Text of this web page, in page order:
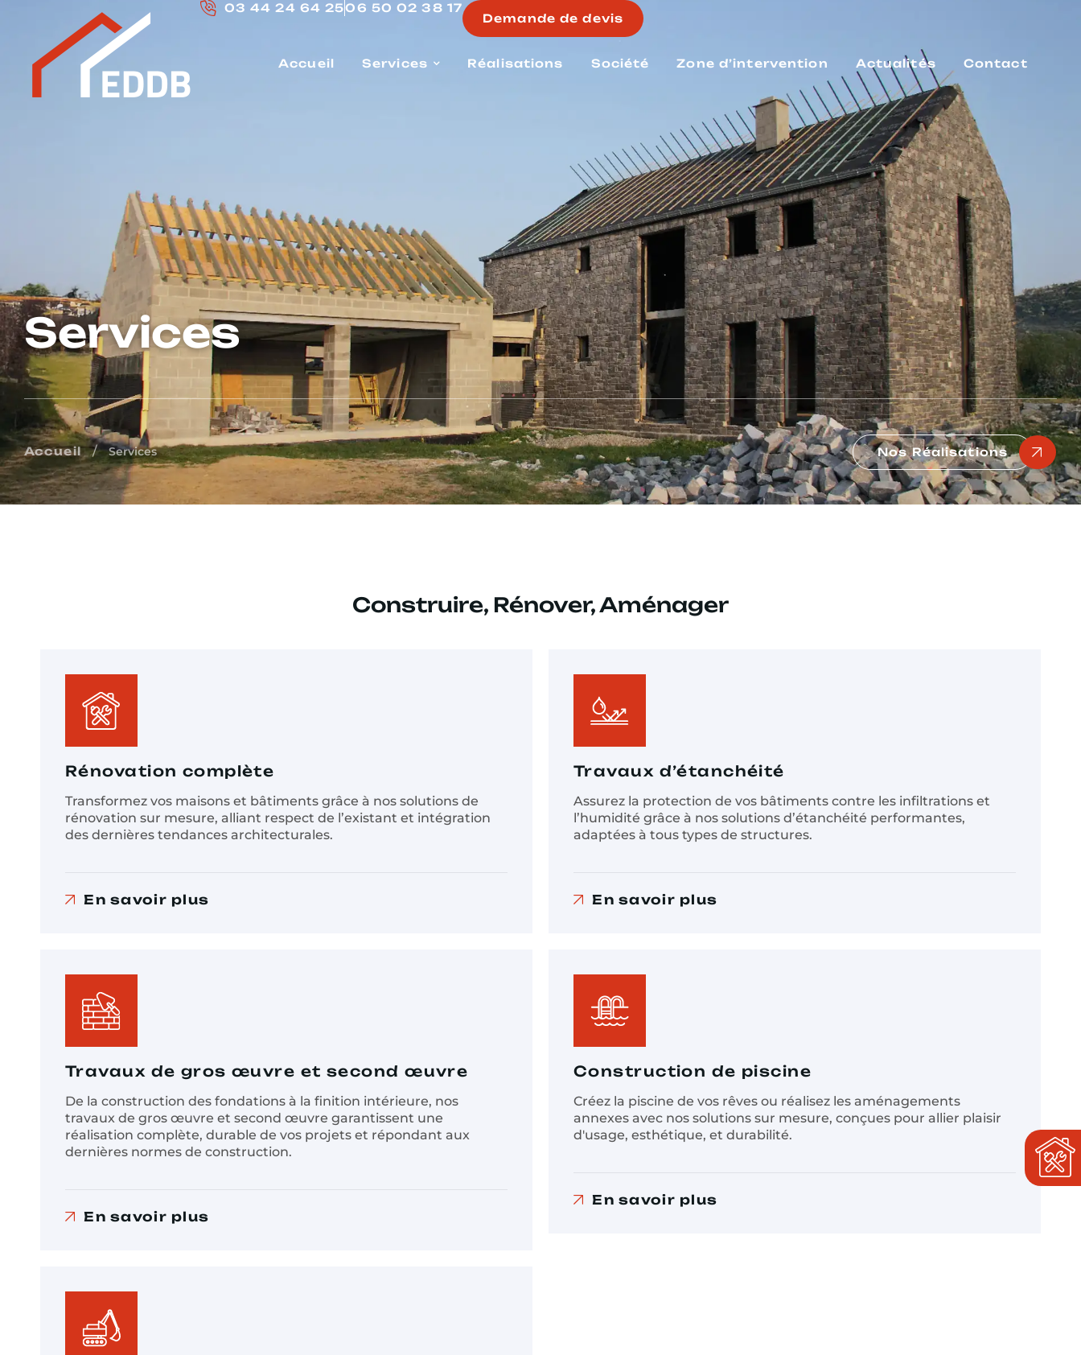
03 44 24 64 2506 50 02 38 17
Demande de devis
Accueil Services Réalisations Société Zone d’intervention Actualités Contact
Services
Accueil / Services Nos Réalisations
Construire, Rénover, Aménager
Rénovation complète
Transformez vos maisons et bâtiments grâce à nos solutions de
rénovation sur mesure, alliant respect de l’existant et intégration
des dernières tendances architecturales.
En savoir plus
Travaux d’étanchéité
Assurez la protection de vos bâtiments contre les infiltrations et
l’humidité grâce à nos solutions d’étanchéité performantes,
adaptées à tous types de structures.
En savoir plus
Travaux de gros œuvre et second œuvre
De la construction des fondations à la finition intérieure, nos
travaux de gros œuvre et second œuvre garantissent une
réalisation complète, durable de vos projets et répondant aux
dernières normes de construction.
En savoir plus
Construction de piscine
Créez la piscine de vos rêves ou réalisez les aménagements
annexes avec nos solutions sur mesure, conçues pour allier plaisir
d'usage, esthétique, et durabilité.
En savoir plus